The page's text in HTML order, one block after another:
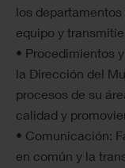
los
equipo y
• Procedimientos
la Dirección del
procesos de su
calidad y
• Comunicación:
en común y la